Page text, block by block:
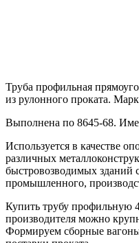
Труба профильная
из рулонного проката.
Выполнена по 8645-68.
Используется в качестве
различных
быстровозводимых зданий
промышленного,
Купить трубу профильную
производителя можно
Формируем сборные